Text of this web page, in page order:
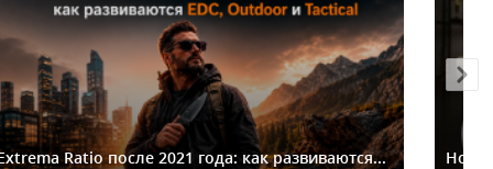
Ratio после 2021 года: как развиваются...